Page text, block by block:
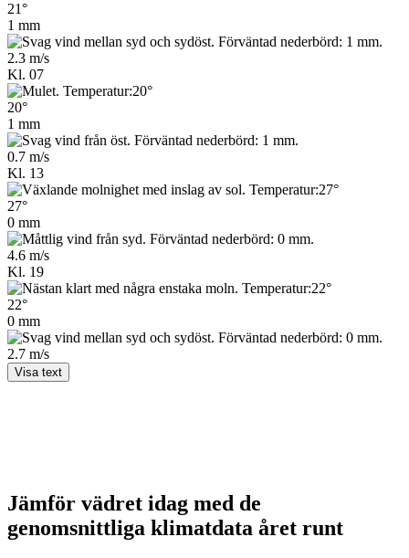
21°
1 mm
2.3 m/s
Kl. 07
20°
1 mm
0.7 m/s
Kl. 13
27°
0 mm
4.6 m/s
Kl. 19
22°
0 mm
2.7 m/s
Visa text
Jämför vädret idag med de
genomsnittliga klimatdata året runt